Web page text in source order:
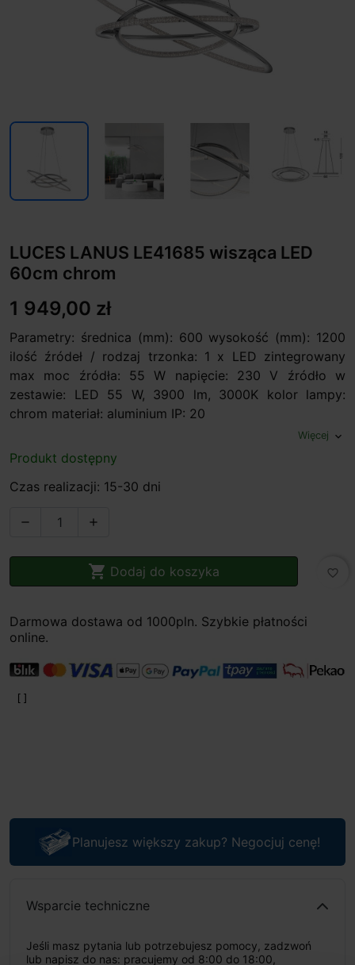
LUCES LANUS LE41685 wisząca LED
60cm chrom
1 949,00 zł
Parametry: średnica (mm): 600 wysokość (mm): 1200
ilość źródeł / rodzaj trzonka: 1 x LED zintegrowany
max moc źródła: 55 W napięcie: 230 V źródło w
zestawie: LED 55 W, 3900 lm, 3000K kolor lampy:
chrom materiał: aluminium IP: 20
Więcej expand_more
Produkt dostępny
Czas realizacji: 15-30 dni
 
 Dodaj do koszyka favorite_border
Darmowa dostawa od 1000pln. Szybkie płatności
online.
Planujesz większy zakup? Negocjuj cenę!
Wsparcie techniczne
Jeśli masz pytania lub potrzebujesz pomocy, zadzwoń
lub napisz do nas: pracujemy od 8:00 do 18:00,